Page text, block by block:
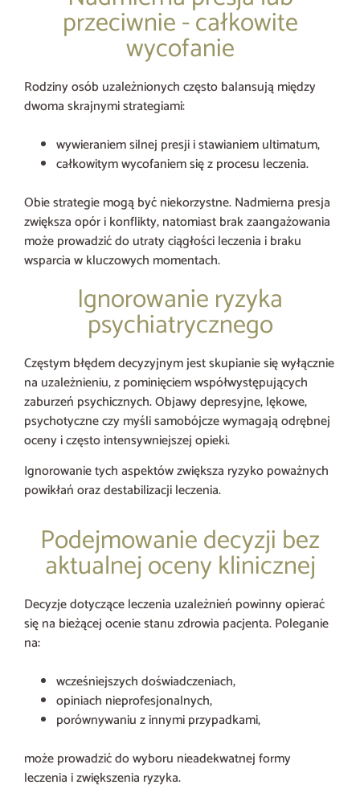
przeciwnie - całkowite
wycofanie
Rodziny osób uzależnionych często balansują między
dwoma skrajnymi strategiami:
wywieraniem silnej presji i stawianiem ultimatum,
całkowitym wycofaniem się z procesu leczenia.
Obie strategie mogą być niekorzystne. Nadmierna presja
zwiększa opór i konflikty, natomiast brak zaangażowania
może prowadzić do utraty ciągłości leczenia i braku
wsparcia w kluczowych momentach.
Ignorowanie ryzyka
psychiatrycznego
Częstym błędem decyzyjnym jest skupianie się wyłącznie
na uzależnieniu, z pominięciem współwystępujących
zaburzeń psychicznych. Objawy depresyjne, lękowe,
psychotyczne czy myśli samobójcze wymagają odrębnej
oceny i często intensywniejszej opieki.
Ignorowanie tych aspektów zwiększa ryzyko poważnych
powikłań oraz destabilizacji leczenia.
Podejmowanie decyzji bez
aktualnej oceny klinicznej
Decyzje dotyczące leczenia uzależnień powinny opierać
się na bieżącej ocenie stanu zdrowia pacjenta. Poleganie
na:
wcześniejszych doświadczeniach,
opiniach nieprofesjonalnych,
porównywaniu z innymi przypadkami,
może prowadzić do wyboru nieadekwatnej formy
leczenia i zwiększenia ryzyka.